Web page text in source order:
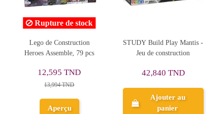
STUDY Build Play Mantis -
Jeu de construction
42,840 TND
Ajouter au
panier
Véhicule Blindé, Sluban -
Réf. M38-B0680C
34,434 TND
Aperçu